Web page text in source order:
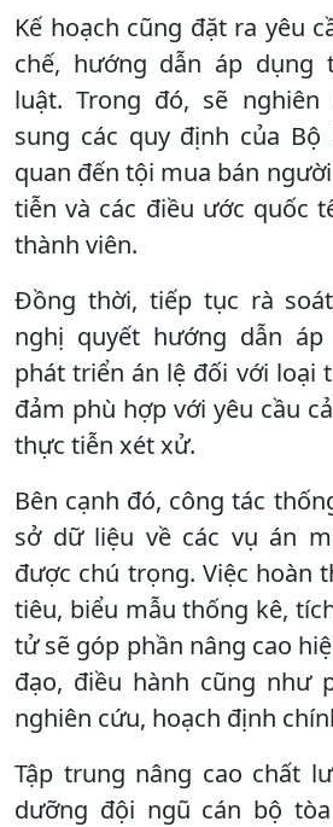
Kế hoạch cũng đặt ra yêu
chế, hướng dẫn áp dụng
luật. Trong đó, sẽ
sung các quy định của
quan đến tội mua bán
tiễn và các điều ước quốc
thành viên.
Đồng thời, tiếp tục rà
nghị quyết hướng dẫn
phát triển án lệ đối với loại
đảm phù hợp với yêu cầu
thực tiễn xét xử.
Bên cạnh đó, công tác
sở dữ liệu về các vụ án
được chú trọng. Việc hoàn
tiêu, biểu mẫu thống kê,
tử sẽ góp phần nâng cao
đạo, điều hành cũng như
nghiên cứu, hoạch định
Tập trung nâng cao chất
dưỡng đội ngũ cán bộ